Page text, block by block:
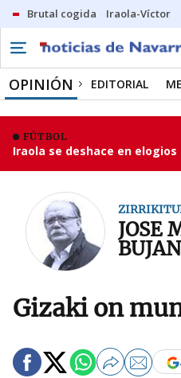
Brutal cogida Iraola-Víctor
OPINIÓN EDITORIAL
FÚTBOL
Iraola se deshace en
JOSE
Gizaki on